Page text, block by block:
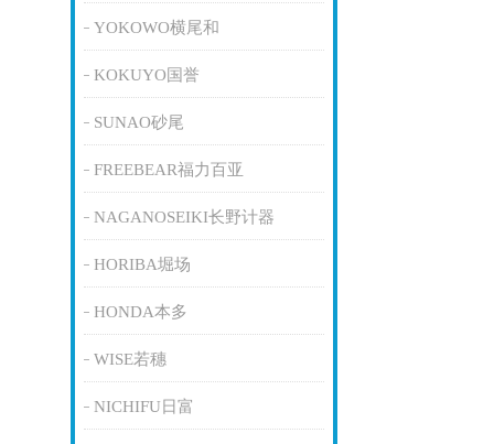
YOKOWO横尾和
KOKUYO国誉
SUNAO砂尾
FREEBEAR福力百亚
NAGANOSEIKI长野计器
HORIBA堀场
HONDA本多
WISE若穗
NICHIFU日富